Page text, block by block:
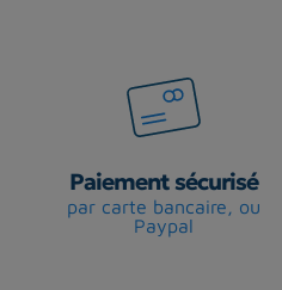
Paiement sécurisé
par carte bancaire, ou
Paypal